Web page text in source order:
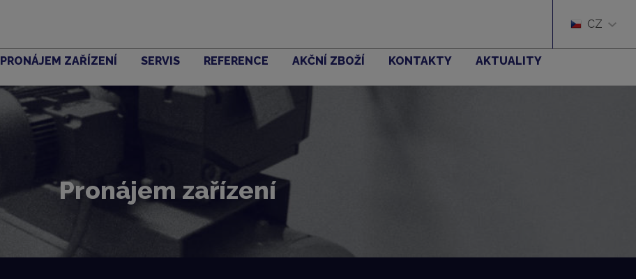
CZ
PRONÁJEM ZAŘÍZENÍ SERVIS REFERENCE AKČNÍ ZBOŽÍ KONTAKTY AKTUALITY
Pronájem zařízení